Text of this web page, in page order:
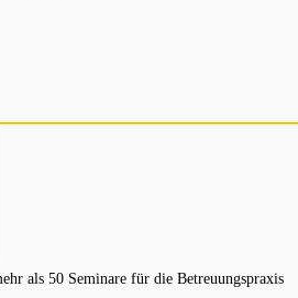
als 50 Seminare für die Betreuungspraxis